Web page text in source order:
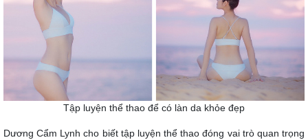
Tập luyện thể thao để có làn da khỏe đẹp
Dương Cẩm Lynh cho biết tập luyện thể thao đóng vai trò quan trọng